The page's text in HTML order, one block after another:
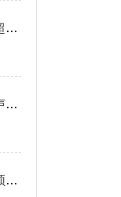
超声波雪量传感器的功能：利用超声波发射与反射原理，非接触测量雪层厚度
雪深传感器的工作原理：利用超声波反射原理实现非接触式积雪深度测量
雪深传感器的工作原理：支持高频采样，避免漏测瞬时降雪或积雪融化